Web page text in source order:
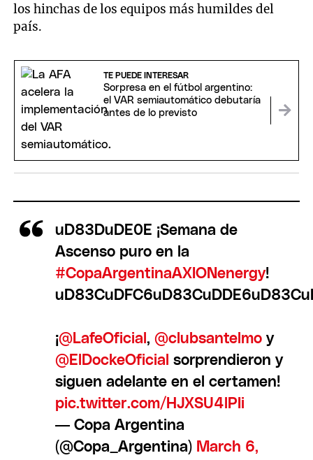
los hinchas de los equipos más humildes del
país.
TE PUEDE INTERESAR
Sorpresa en el fútbol argentino:
el VAR semiautomático debutaría
antes de lo previsto
uD83DuDE0E ¡Semana de
Ascenso puro en la
#CopaArgentinaAXIONenergy!
¡@LafeOficial , @clubsantelmoy
@ElDockeOficial sorprendieron y
siguen adelante en el certamen!
pic.twitter.com/HJXSU4lPIi
— Copa Argentina
(@Copa_Argentina) March 6,